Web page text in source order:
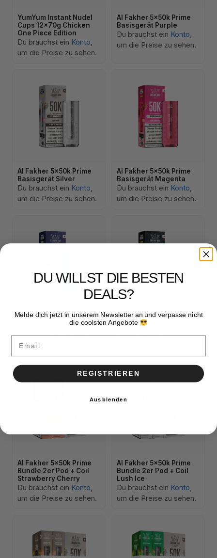
YumYum Instant Nudel
Cups 12x70g Chicken
One Piece Edition
Du brauchst ein Konto,
um die Preise zu sehen.
Al Fakher 5x50k Prime
Basisgerät Purple
Du brauchst ein Konto,
um die Preise zu sehen.
Al Fakher 5x50k Prime
Basisgerät Silver
Du brauchst ein Konto,
um die Preise zu sehen.
Al Fakher 5x50k Prime
Basisgerät Magenta
Du brauchst ein Konto,
um die Preise zu sehen.
Al Fakher 5x50k Prime
Basisgerät Blue
Du brauchst einKonto,
um die Preise zu sehen.
Al Fakher 5x50k Prime
Basisgerät Black
Du brauchst einKonto,
Al Fakher 5x50k Prime
Bundle 2er Pod + Coil
Strawberry Cherry
Du brauchst ein Konto,
um die Preise zu sehen.
Al Fakher 5x50k Prime
Bundle 2er Pod + Coil
Lush Ice
Du brauchst ein Konto,
um die Preise zu sehen.
DU WILLST DIE BESTEN
DEALS?
Melde dich jetzt in unserem Newsletter an und verpasse nicht
die coolsten Angebote
REGISTRIEREN
Ausblenden